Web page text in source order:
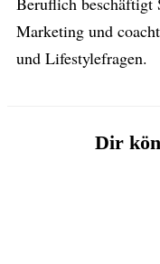
Marketing und
und Lifestylefragen.
Dir